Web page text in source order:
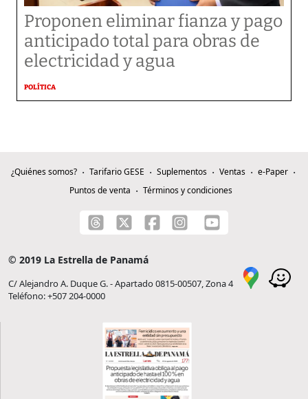
Proponen eliminar fianza y pago
anticipado total para obras de
electricidad y agua
POLÍTICA
¿Quiénes somos? Tarifario GESE Suplementos Ventas
e-Paper
Puntos de venta
Términos y condiciones
© 2019 La Estrella de Panamá
C/ Alejandro A. Duque G. - Apartado 0815-00507, Zona 4
Teléfono: +507 204-0000